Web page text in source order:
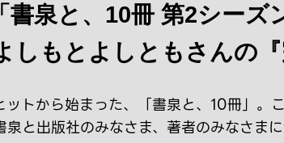
「書泉と、10冊 第2シー
しもとよしともさんの
ットから始まった、「書泉と、10冊」
と出版社のみなさま、著者のみなさま